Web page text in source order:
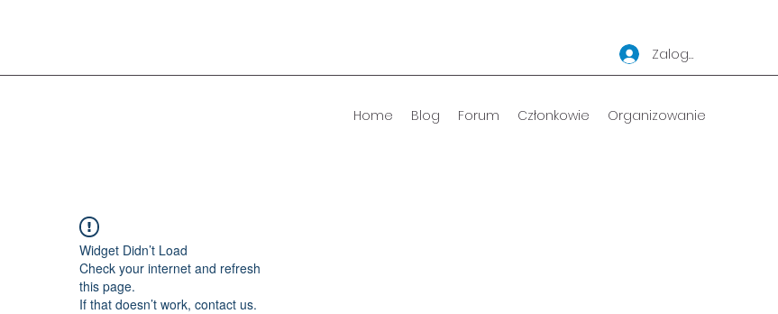
Zaloguj się
Home Blog Forum Członkowie Organizowanie
Widget Didn’t Load
Check your internet and refresh
this page.
If that doesn’t work, contact us.